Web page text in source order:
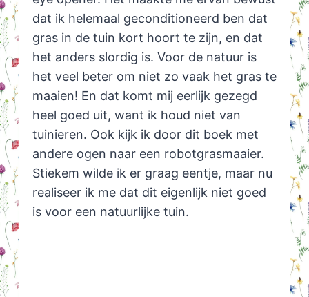
dat ik helemaal geconditioneerd ben dat
gras in de tuin kort hoort te zijn, en dat
het anders slordig is. Voor de natuur is
het veel beter om niet zo vaak het gras te
maaien! En dat komt mij eerlijk gezegd
heel goed uit, want ik houd niet van
tuinieren. Ook kijk ik door dit boek met
andere ogen naar een robotgrasmaaier.
Stiekem wilde ik er graag eentje, maar nu
realiseer ik me dat dit eigenlijk niet goed
is voor een natuurlijke tuin.